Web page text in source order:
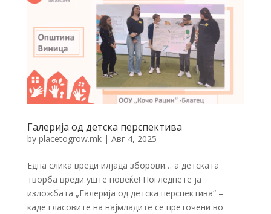
Галерија од детска перспектива
by placetogrow.mk| Авг 4, 2025
Една слика вреди илјада зборови… а детската
творба вреди уште повеќе! Погледнете ја
изложбата „Галерија од детска перспектива“ –
каде гласовите на најмладите се преточени во